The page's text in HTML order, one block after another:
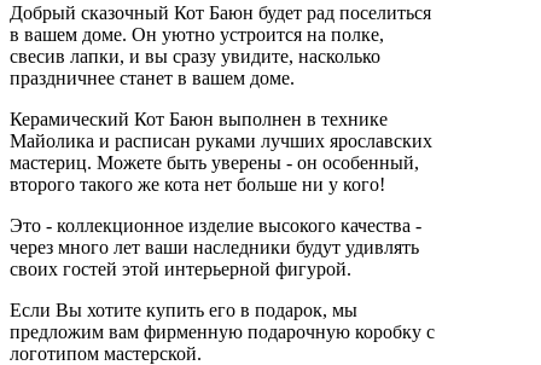
Добрый сказочный Кот Баюн будет рад поселиться
в вашем доме. Он уютно устроится на полке,
свесив лапки, и вы сразу увидите, насколько
праздничнее станет в вашем доме.
Керамический Кот Баюн выполнен в технике
Майолика и расписан руками лучших ярославских
мастериц. Можете быть уверены - он особенный,
второго такого же кота нет больше ни у кого!
Это - коллекционное изделие высокого качества -
через много лет ваши наследники будут удивлять
своих гостей этой интерьерной фигурой.
Если Вы хотите купить его в подарок, мы
предложим вам фирменную подарочную коробку с
логотипом мастерской.